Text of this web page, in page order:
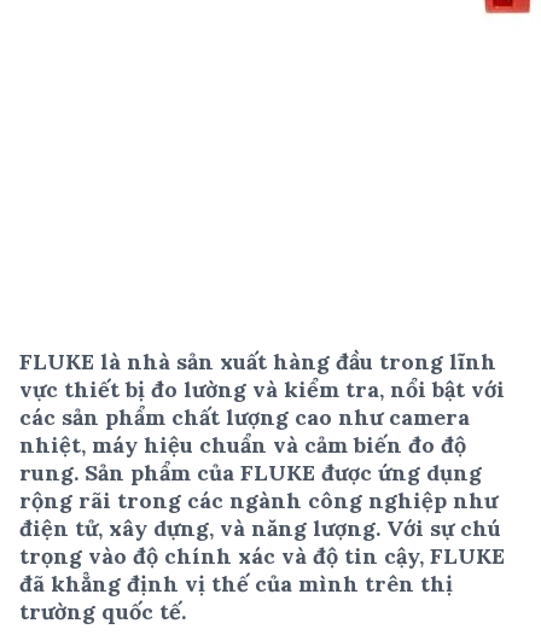
FLUKE là nhà sản xuất hàng đầu trong lĩnh
vực thiết bị đo lường và kiểm tra, nổi bật với
các sản phẩm chất lượng cao như camera
nhiệt, máy hiệu chuẩn và cảm biến đo độ
rung. Sản phẩm của FLUKE được ứng dụng
rộng rãi trong các ngành công nghiệp như
điện tử, xây dựng, và năng lượng. Với sự chú
trọng vào độ chính xác và độ tin cậy, FLUKE
đã khẳng định vị thế của mình trên thị
trường quốc tế.